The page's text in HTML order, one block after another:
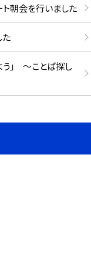
朝会を行いました
た
」 ～ことば探し